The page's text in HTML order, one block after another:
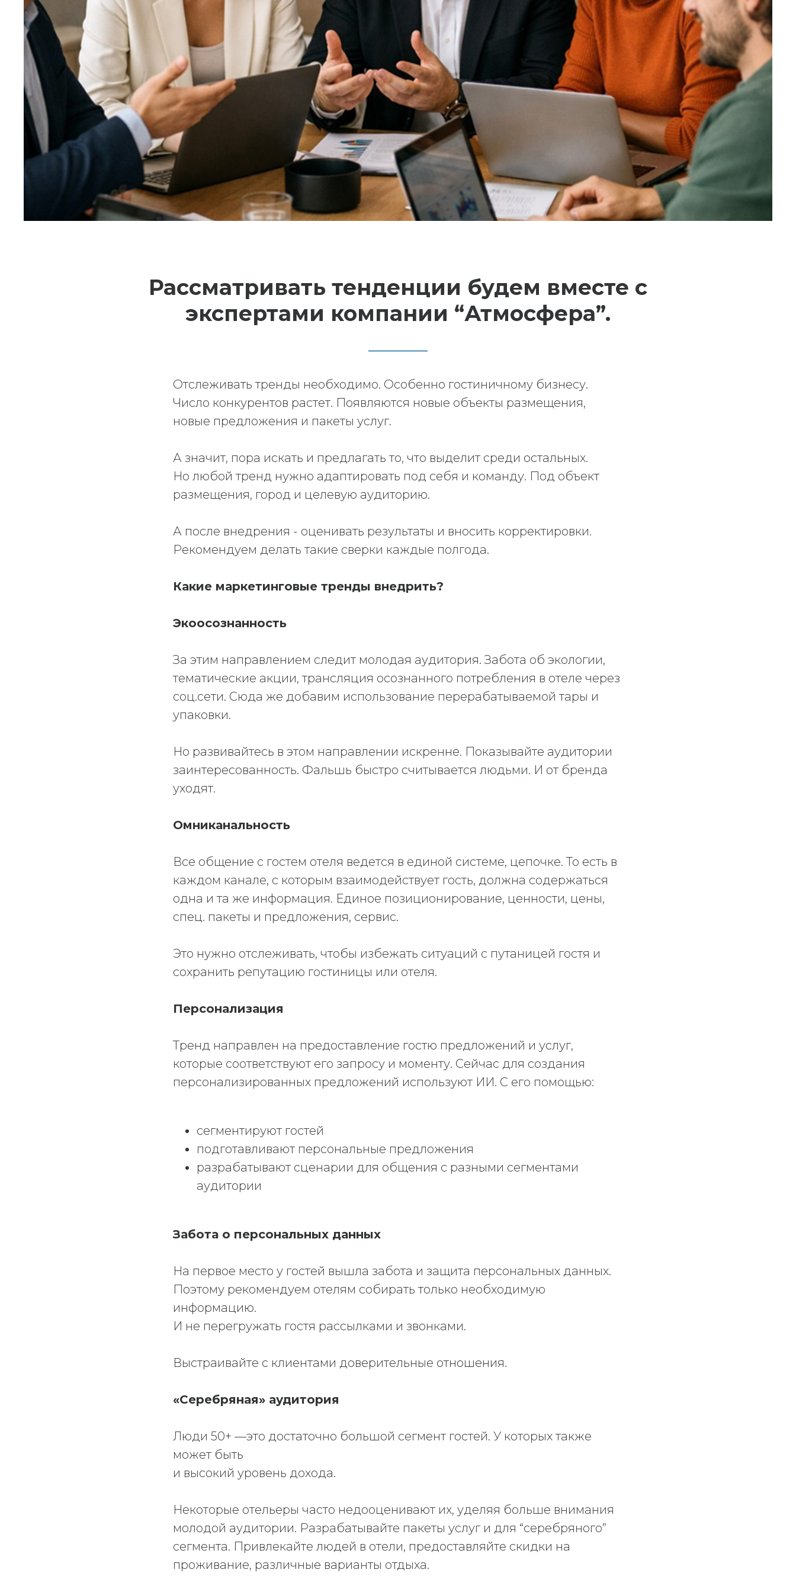
Рассматривать тенденции будем вместе с
экспертами компании “Атмосфера”.
Отслеживать тренды необходимо. Особенно гостиничному бизнесу.
Число конкурентов растет. Появляются новые объекты размещения,
новые предложения и пакеты услуг.
А значит, пора искать и предлагать то, что выделит среди остальных.
Но любой тренд нужно адаптировать под себя и команду. Под объект
размещения, город и целевую аудиторию.
А после внедрения - оценивать результаты и вносить корректировки.
Рекомендуем делать такие сверки каждые полгода.
Какие маркетинговые тренды внедрить?
Экоосознанность
За этим направлением следит молодая аудитория. Забота об экологии,
тематические акции, трансляция осознанного потребления в отеле через
соц.сети. Сюда же добавим использование перерабатываемой тары и
упаковки.
Но развивайтесь в этом направлении искренне. Показывайте аудитории
заинтересованность. Фальшь быстро считывается людьми. И от бренда
уходят.
Омниканальность
Все общение с гостем отеля ведется в единой системе, цепочке. То есть в
каждом канале, с которым взаимодействует гость, должна содержаться
одна и та же информация. Единое позиционирование, ценности, цены,
спец. пакеты и предложения, сервис.
Это нужно отслеживать, чтобы избежать ситуаций с путаницей гостя и
сохранить репутацию гостиницы или отеля.
Персонализация
Тренд направлен на предоставление гостю предложений и услуг,
которые соответствуют его запросу и моменту. Сейчас для создания
персонализированных предложений используют ИИ. С его помощью:
сегментируют гостей
подготавливают персональные предложения
разрабатывают сценарии для общения с разными сегментами
аудитории
Забота о персональных данных
На первое место у гостей вышла забота и защита персональных данных.
Поэтому рекомендуем отелям собирать только необходимую
информацию.
И не перегружать гостя рассылками и звонками.
Выстраивайте с клиентами доверительные отношения.
«Серебряная» аудитория
Люди 50+ —это достаточно большой сегмент гостей. У которых также
может быть
и высокий уровень дохода.
Некоторые отельеры часто недооценивают их, уделяя больше внимания
молодой аудитории. Разрабатывайте пакеты услуг и для “серебряного”
сегмента. Привлекайте людей в отели, предоставляйте скидки на
проживание, различные варианты отдыха.